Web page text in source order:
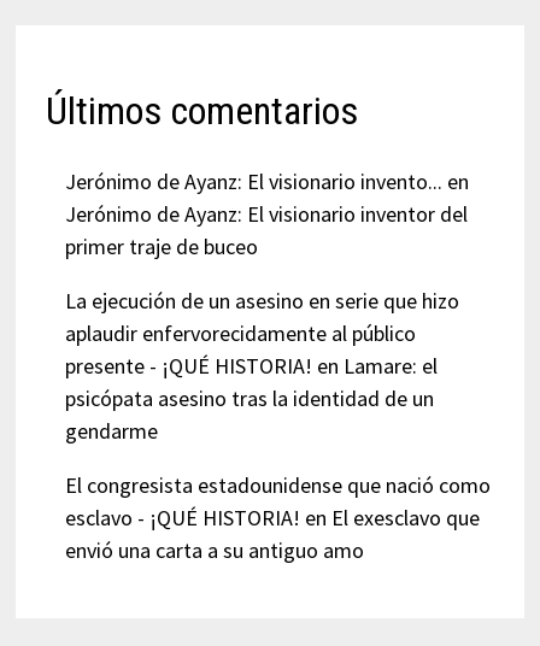
Últimos comentarios
Jerónimo de Ayanz: El visionario invento... en
Jerónimo de Ayanz: El visionario inventor del
primer traje de buceo
La ejecución de un asesino en serie que hizo
aplaudir enfervorecidamente al público
presente - ¡QUÉ HISTORIA! en Lamare: el
psicópata asesino tras la identidad de un
gendarme
El congresista estadounidense que nació como
esclavo - ¡QUÉ HISTORIA! en El exesclavo que
envió una carta a su antiguo amo